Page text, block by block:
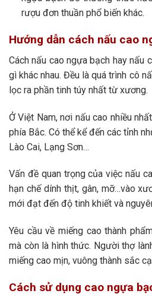
rượu đơn thuần phổ biến khác.
Hướng dẫn cách nấu cao
Cách nấu cao ngựa bạch hay nấu
gì khác nhau. Đều là quá trình cô
lọc ra phần tinh túy nhất từ xương.
Ở Việt Nam, nơi nấu cao nhiều
phía Bắc. Có thể kể đến các tỉnh
Lào Cai, Lạng Sơn…
Vấn đề quan trọng của việc nấu
hạn chế dính thịt, gân, mỡ…vào
mới đạt đến độ tinh khiết và
Yêu cầu về miếng cao thành
mà còn là hình thức. Người thợ
miếng cao mịn, vuông thành sắc
Cách sử dụng cao ngựa